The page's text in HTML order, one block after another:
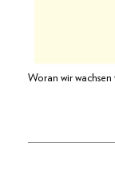
Woran wir